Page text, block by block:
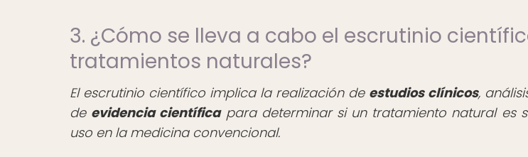
3. ¿Cómo se lleva a cabo el escrutinio
tratamientos naturales?
El escrutinio científico implica la realización de estudios clínicos,
de evidencia científicapara determinar si un tratamiento natural es
uso en la medicina convencional.